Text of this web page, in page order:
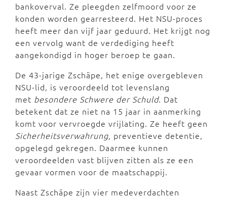
bankoverval. Ze pleegden zelfmoord voor ze
konden worden gearresteerd. Het NSU-proces
heeft meer dan vijf jaar geduurd. Het krijgt nog
een vervolg want de verdediging heeft
aangekondigd in hoger beroep te gaan.
De 43-jarige Zschäpe, het enige overgebleven
NSU-lid, is veroordeeld tot levenslang
met besondere Schwere der Schuld. Dat
betekent dat ze niet na 15 jaar in aanmerking
komt voor vervroegde vrijlating. Ze heeft geen
Sicherheitsverwahrung, preventieve detentie,
opgelegd gekregen. Daarmee kunnen
veroordeelden vast blijven zitten als ze een
gevaar vormen voor de maatschappij.
Naast Zschäpe zijn vier medeverdachten